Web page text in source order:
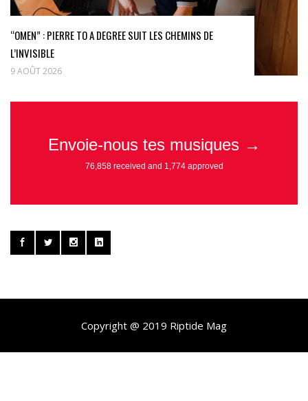
“OMEN” : PIERRE TO A DEGREE SUIT LES CHEMINS DE
L’INVISIBLE
9 AOÛT 2026
Copyright @ 2019 Riptide Mag